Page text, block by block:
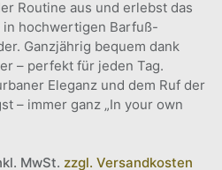
Routine aus und erlebst das
in hochwertigen Barfuß-
Ganzjährig bequem dank
– perfekt für jeden Tag.
Eleganz und dem Ruf der
– immer ganz „In your own
MwSt. zzgl. Versandkosten